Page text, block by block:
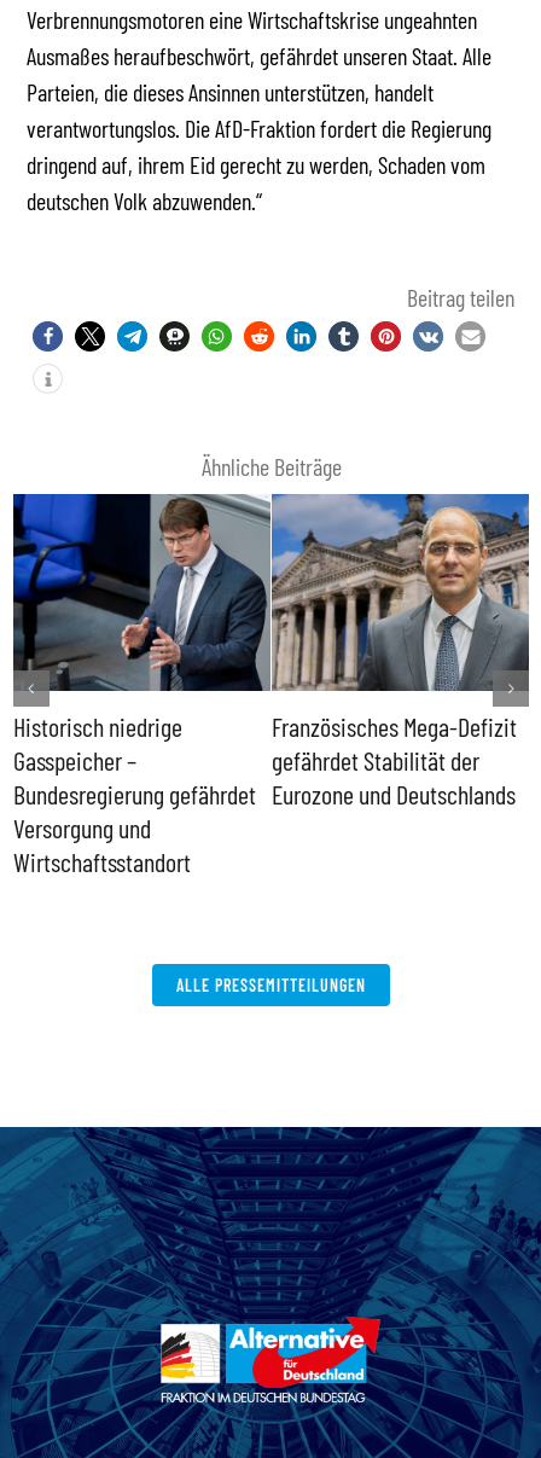
Verbrennungsmotoren eine Wirtschaftskrise ungeahnten
Ausmaßes heraufbeschwört, gefährdet unseren Staat. Alle
Parteien, die dieses Ansinnen unterstützen, handelt
verantwortungslos. Die AfD-Fraktion fordert die Regierung
dringend auf, ihrem Eid gerecht zu werden, Schaden vom
deutschen Volk abzuwenden.“
Beitrag teilen
Ähnliche Beiträge
Historisch niedrige
Gasspeicher –
Bundesregierung gefährdet
Versorgung und
Wirtschaftsstandort
Französisches Mega-Defizit
gefährdet Stabilität der
Eurozone und Deutschlands
ALLE PRESSEMITTEILUNGEN